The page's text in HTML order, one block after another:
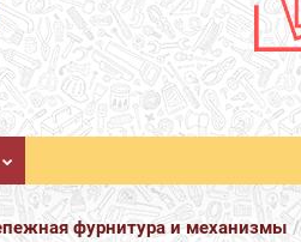
фурнитура и механизмы